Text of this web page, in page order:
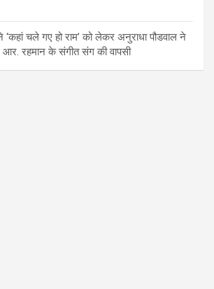
‘कहां चले गए हो राम’ को लेकर अनुराधा पौडवाल ने
आर. रहमान के संगीत संग की वापसी